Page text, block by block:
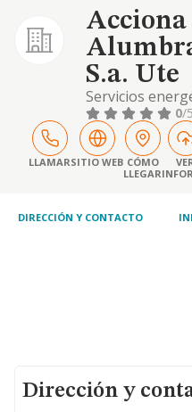
Acciona
S.a. Ute
Servicios
del
0/5
LLAMARSITIO WEB CÓMO
LLEGAR
DIRECCIÓN Y CONTACTO
Dirección y